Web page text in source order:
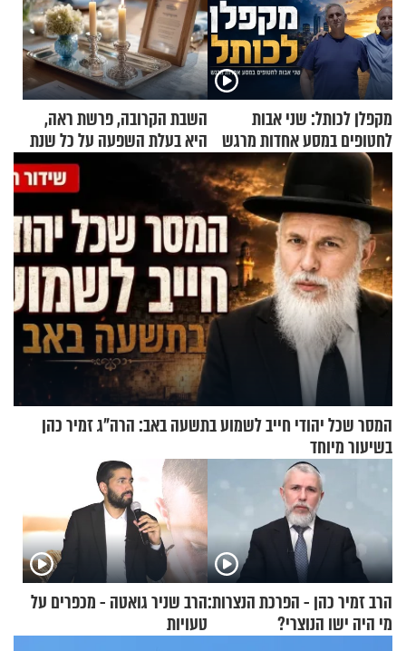
מקפלן לכותל: שני אבות
לחטופים במסע אחדות מרגש
השבת הקרובה, פרשת ראה,
היא בעלת השפעה על כל שנת
תשפ"ז
המסר שכל יהודי חייב לשמוע בתשעה באב: הרה"ג זמיר כהן
בשיעור מיוחד
הרב זמיר כהן - הפרכת הנצרות:
מי היה ישו הנוצרי?
הרב שניר גואטה - מכפרים על
טעויות